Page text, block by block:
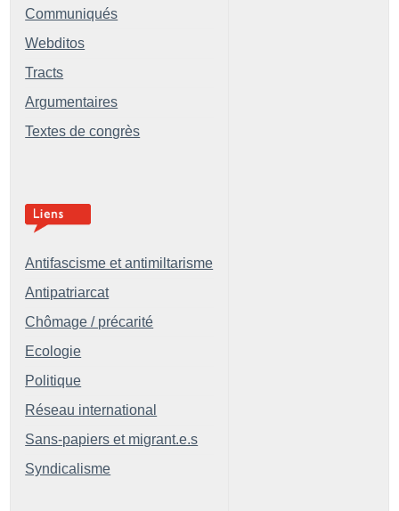
Communiqués
Webditos
Tracts
Argumentaires
Textes de congrès
Antifascisme et antimiltarisme
Antipatriarcat
Chômage / précarité
Ecologie
Politique
Réseau international
Sans-papiers et migrant.e.s
Syndicalisme